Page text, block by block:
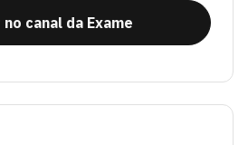
canal da Exame